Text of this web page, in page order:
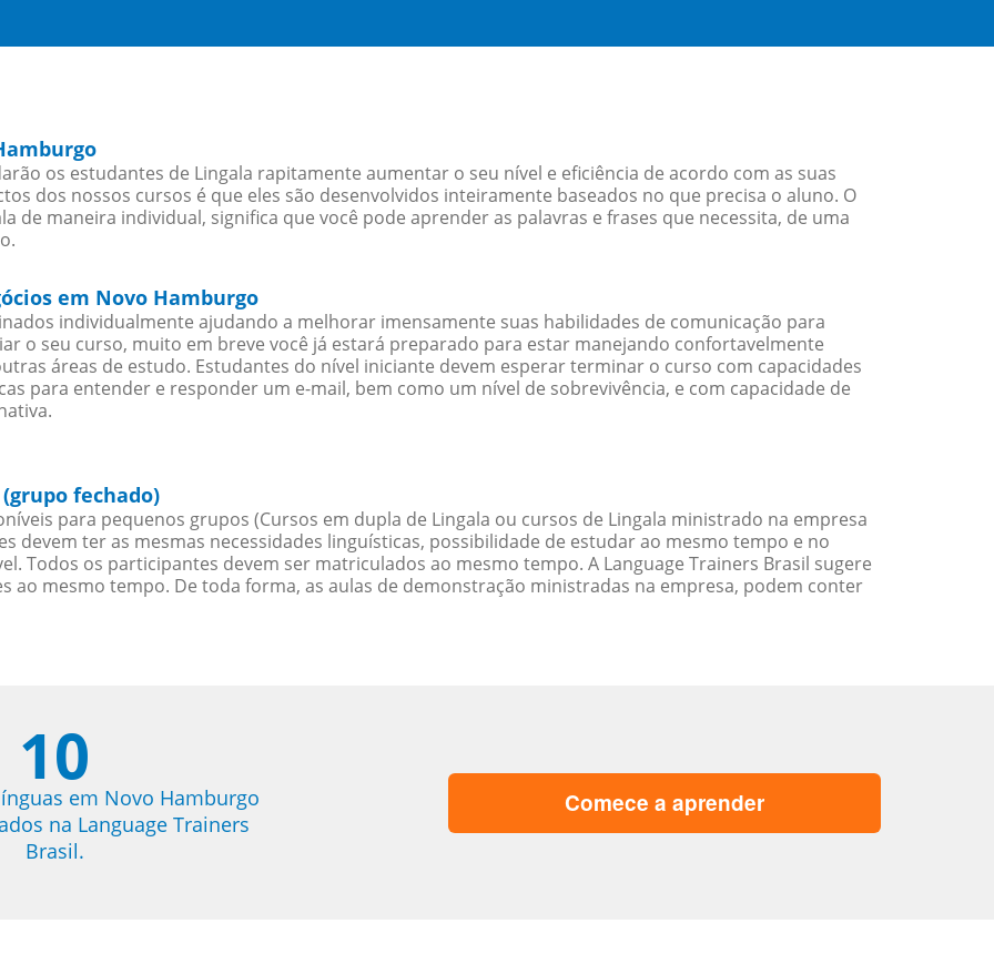
os estudantes de Lingala rapitamente aumentar o seu nível e eficiência de acordo com as suas
dos nossos cursos é que eles são desenvolvidos inteiramente baseados no que precisa o aluno. O
de maneira individual, significa que você pode aprender as palavras e frases que necessita, de uma
em Novo Hamburgo
individualmente ajudando a melhorar imensamente suas habilidades de comunicação para
o seu curso, muito em breve você já estará preparado para estar manejando confortavelmente
áreas de estudo. Estudantes do nível iniciante devem esperar terminar o curso com capacidades
para entender e responder um e-mail, bem como um nível de sobrevivência, e com capacidade de
fechado)
para pequenos grupos (Cursos em dupla de Lingala ou cursos de Lingala ministrado na empresa
devem ter as mesmas necessidades linguísticas, possibilidade de estudar ao mesmo tempo e no
Todos os participantes devem ser matriculados ao mesmo tempo. A Language Trainers Brasil sugere
ao mesmo tempo. De toda forma, as aulas de demonstração ministradas na empresa, podem conter
10
em Novo Hamburgo
na Language Trainers
Brasil.
Comece a aprender